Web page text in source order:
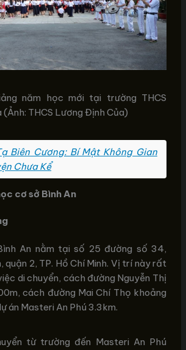
năm học mới tại trường THCS
THCS Lương Định Của)
Biên Cương: Bí Mật Không Gian
Chưa Kể
cơ sở Bình An
An nằm tại số 25 đường số 34,
quận 2, TP. Hồ Chí Minh. Vị trí này rất
di chuyển, cách đường Nguyễn Thị
cách đường Mai Chí Thọ khoảng
án Masteri An Phú 3.3km.
từ trường đến Masteri An Phú